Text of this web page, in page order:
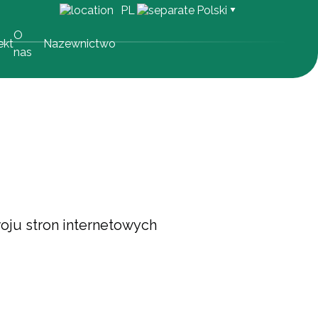
PL
Polski
O
nas
Nazewnictwo
stron internetowych